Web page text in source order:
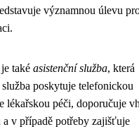
významnou úlevu
také asistenční služba, která
poskytuje telefonickou
lékařskou péči, doporučuje
v případě potřeby zajišťuje